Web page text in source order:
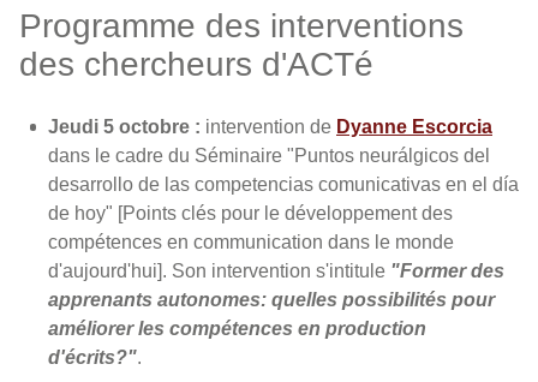
Programme des interventions
des chercheurs d'ACTé
Jeudi 5 octobre : intervention de Dyanne Escorcia
dans le cadre du Séminaire "Puntos neurálgicos del
desarrollo de las competencias comunicativas en el día
de hoy" [Points clés pour le développement des
compétences en communication dans le monde
d'aujourd'hui]. Son intervention s'intitule "Former des
apprenants autonomes: quelles possibilités pour
améliorer les compétences en production
d'écrits?".